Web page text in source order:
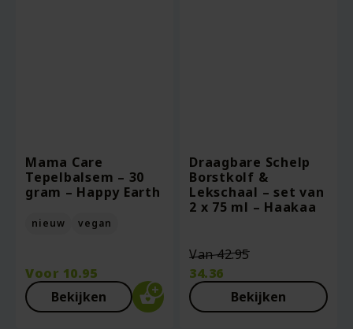
Mama Care
Tepelbalsem – 30
gram – Happy Earth
nieuw vegan
Voor 10.95
Bekijken
Draagbare Schelp
Borstkolf &
Lekschaal – set van
2 x 75 ml – Haakaa
Van42.95
was:
€42.95.
34.36
Huidige
prijs
Bekijken